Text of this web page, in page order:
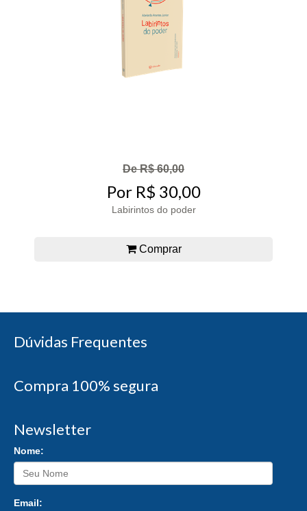
De R$ 60,00
Por R$ 30,00
Labirintos do poder
Comprar
Dúvidas Frequentes
Compra 100% segura
Newsletter
Nome:
Email: